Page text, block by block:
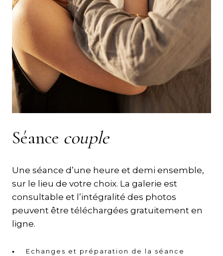
Séance couple
Une séance d’une heure et demi ensemble,
sur le lieu de votre choix. La galerie est
consultable et l’intégralité des photos
peuvent être téléchargées gratuitement en
ligne.
Echanges et préparation de la séance